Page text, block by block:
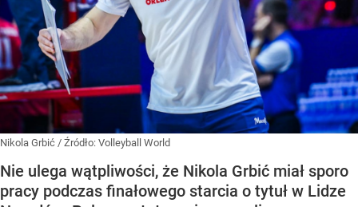
Nikola Grbić / Źródło: Volleyball World
Nie ulega wątpliwości, że Nikola Grbić miał sporo
pracy podczas finałowego starcia o tytuł w Lidze